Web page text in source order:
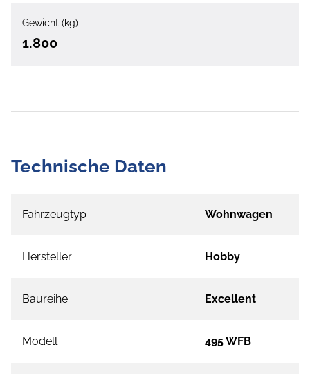
Gewicht (kg)
1.800
Technische Daten
Fahrzeugtyp Wohnwagen
Hersteller Hobby
Baureihe Excellent
Modell 495 WFB